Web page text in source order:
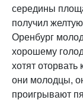
середины
получил
Оренбург
хорошему
хотят оторвать
они молодцы,
проигрывают